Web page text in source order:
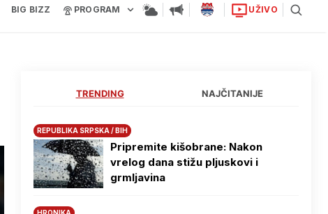
BIG BIZZ PROGRAM UŽIVO
TRENDING NAJČITANIJE
REPUBLIKA SRPSKA / BIH
Pripremite kišobrane: Nakon
vrelog dana stižu pljuskovi i
grmljavina